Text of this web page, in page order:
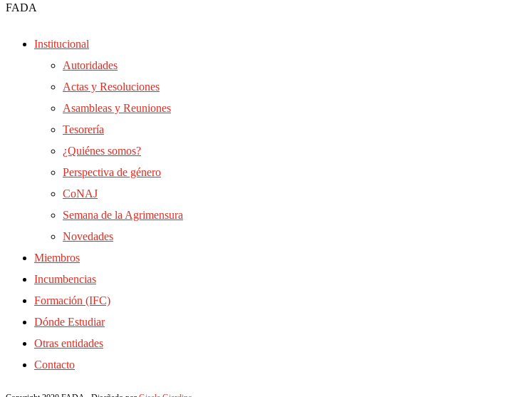
FADA
Institucional
Autoridades
Actas y Resoluciones
Asambleas y Reuniones
Tesorería
¿Quiénes somos?
Perspectiva de género
CoNAJ
Semana de la Agrimensura
Novedades
Miembros
Incumbencias
Formación (IFC)
Dónde Estudiar
Otras entidades
Contacto